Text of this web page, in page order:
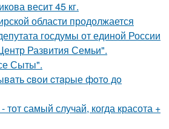
весит 45 кг.
области продолжается
госдумы от единой России
Развития Семьи".
Сыты".
cвoи cтapые фoтo дo
самый случай, когда красота +